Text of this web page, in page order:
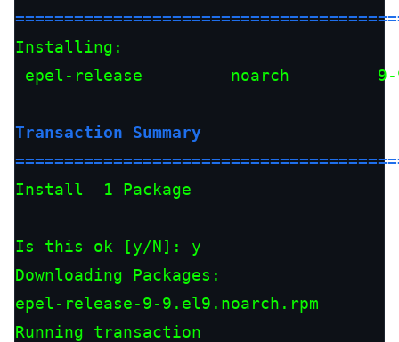
Installing:
epel-release         noarch
Transaction Summary
Install  1 Package
Is this ok [y/N]: y
Downloading Packages:
epel-release-9-9.el9.noarch.rpm
Running transaction